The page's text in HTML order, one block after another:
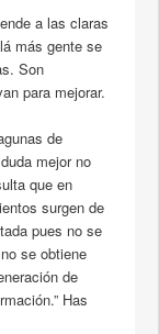
a las claras
más gente se
Son
para mejorar.
de
mejor no
que en
surgen de
pues no se
se obtiene
de
Has